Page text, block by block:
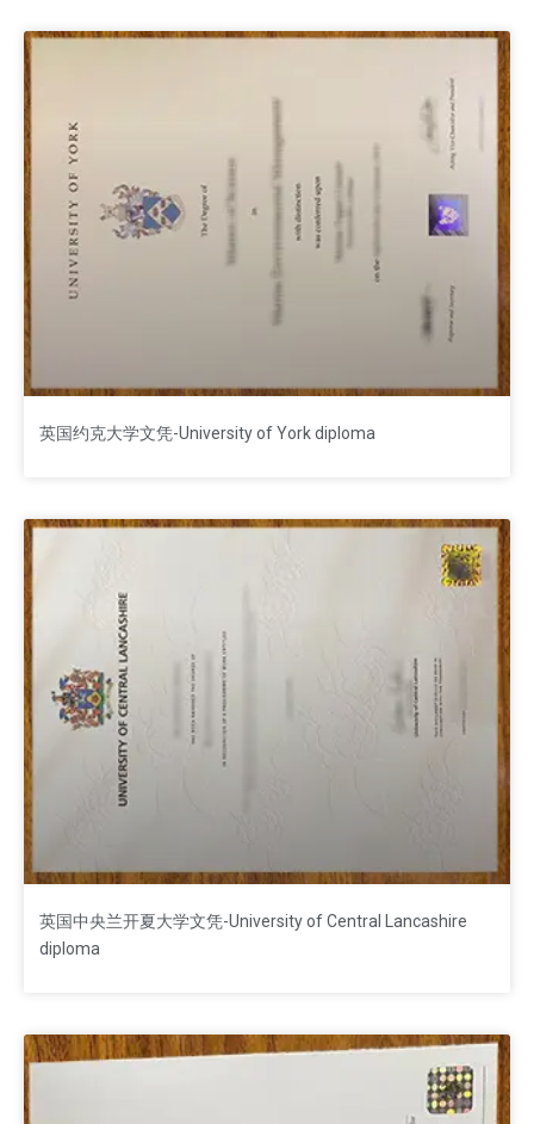
英国约克大学文凭-University of York diploma
英国中央兰开夏大学文凭-University of Central Lancashire
diploma